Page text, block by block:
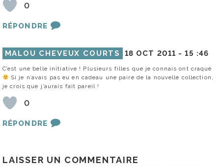
0
RÉPONDRE
MALOU CHEVEUX COURTS 18 OCT 2011 -15 :46
C’est une belle initiative ! Plusieurs filles que je connais ont craqué
Si je n’avais pas eu en cadeau une paire de la nouvelle collection,
je crois que j’aurais fait pareil !
0
RÉPONDRE
LAISSER UN COMMENTAIRE